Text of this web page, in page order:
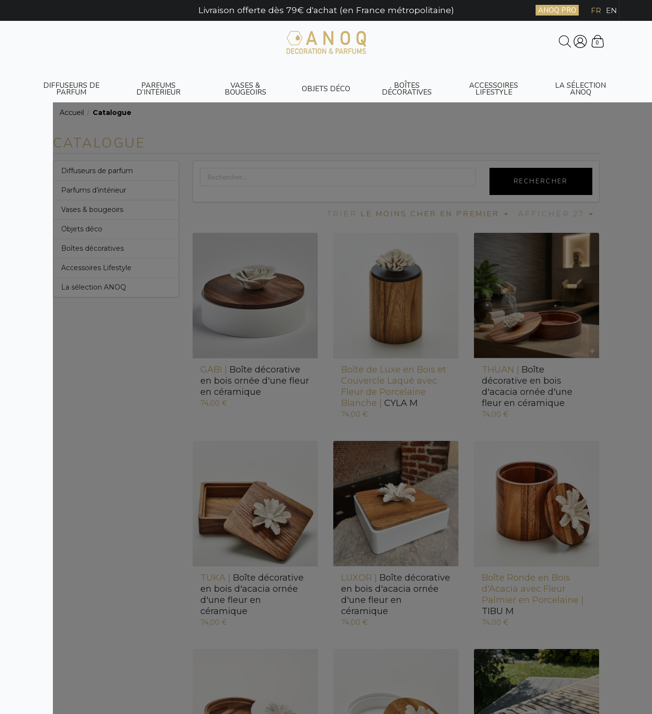
Livraison offerte dès 79€ d'achat (en France métropolitaine) ANOQ PRO FR EN
0
DIFFUSEURS DE
PARFUM
PARFUMS
D’INTÉRIEUR
VASES &
BOUGEOIRS OBJETS DÉCO BOÎTES
DÉCORATIVES
ACCESSOIRES
LIFESTYLE
LA SÉLECTION
ANOQ
Accueil / Catalogue
CATALOGUE
Diffuseurs de parfum
Parfums d’intérieur
Vases & bougeoirs
Objets déco
Boîtes décoratives
Accessoires Lifestyle
La sélection ANOQ
RECHERCHER
AFFICHER 27
TRIER LE MOINS CHER EN PREMIER
GABI | Boîte décorative
en bois ornée d'une fleur
en céramique
74,00 €
Boîte de Luxe en Bois et
Couvercle Laqué avec
Fleur de Porcelaine
Blanche | CYLA M
74,00 €
THUAN | Boîte
décorative en bois
d'acacia ornée d'une
fleur en céramique
74,00 €
TUKA | Boîte décorative
en bois d'acacia ornée
d'une fleur en
céramique
74,00 €
LUXOR | Boîte décorative
en bois d'acacia ornée
d'une fleur en
céramique
74,00 €
Boîte Ronde en Bois
d'Acacia avec Fleur
Palmier en Porcelaine |
TIBU M
74,00 €